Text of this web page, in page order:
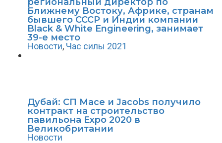
Ближнему Востоку, Африке, странам
бывшего СССР и Индии компании
Black & White Engineering, занимает
39-е место
Новости, Час силы 2021
Дубай: СП Mace и Jacobs получило
контракт на строительство
павильона Expo 2020 в
Великобритании
Новости